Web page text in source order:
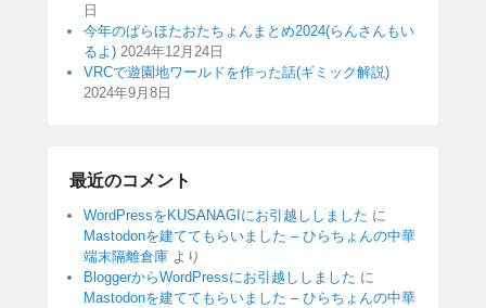
日
今年のぱらほたおたちょんまとめ2024(らんさんもい
るよ) 2024年12月24日
VRCで遊園地ワールドを作った話(ギミック解説)
2024年9月8日
最近のコメント
WordPressをKUSANAGIにお引越ししました に
Mastodonを建ててもらいました – ひらちょんの中華
端末隔離倉庫 より
BloggerからWordPressにお引越ししました に
Mastodonを建ててもらいました – ひらちょんの中華